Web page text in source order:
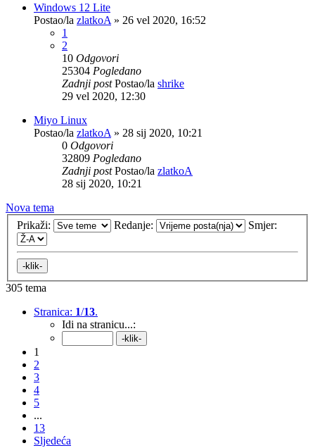
Windows 12 Lite
Postao/la zlatkoA » 26 vel 2020, 16:52
1
2
10 Odgovori
25304 Pogledano
Zadnji postPostao/la shrike
29 vel 2020, 12:30
Miyo Linux
Postao/la zlatkoA » 28 sij 2020, 10:21
0 Odgovori
32809 Pogledano
Zadnji postPostao/la zlatkoA
28 sij 2020, 10:21
Nova tema
Prikaži:
Redanje: Smjer:
305 tema
Stranica: 1/13.
Idi na stranicu...:
1
2
3
4
5
...
13
Sljedeća